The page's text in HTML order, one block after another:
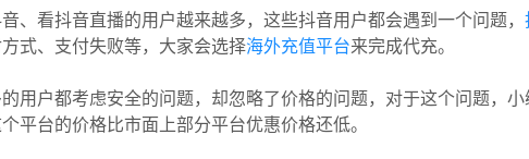
、看抖音直播的用户越来越多，这些抖音用户都会遇到一个问题，
式、支付失败等，大家会选择海外充值平台来完成代充。
用户都考虑安全的问题，却忽略了价格的问题，对于这个问题，
平台的价格比市面上部分平台优惠价格还低。